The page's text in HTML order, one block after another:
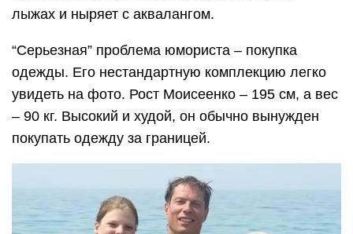
лыжах и ныряет с аквалангом.
“Серьезная” проблема юмориста – покупка
одежды. Его нестандартную комплекцию легко
увидеть на фото. Рост Моисеенко – 195 см, а вес
– 90 кг. Высокий и худой, он обычно вынужден
покупать одежду за границей.